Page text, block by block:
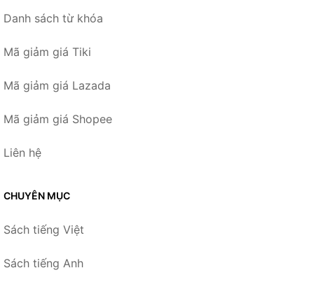
Danh sách từ khóa
Mã giảm giá Tiki
Mã giảm giá Lazada
Mã giảm giá Shopee
Liên hệ
CHUYÊN MỤC
Sách tiếng Việt
Sách tiếng Anh